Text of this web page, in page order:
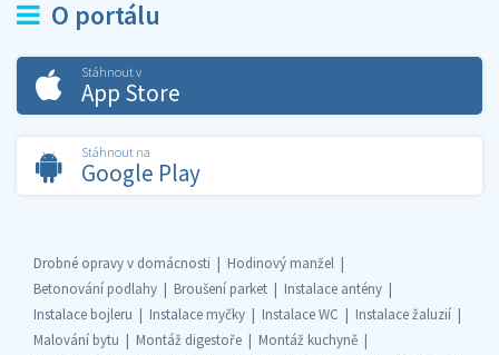
O portálu
Stáhnout v
App Store
Stáhnout na
Google Play
Drobné opravy v domácnosti
Hodinový manžel
Betonování podlahy
Broušení parket
Instalace antény
Instalace bojleru
Instalace myčky Instalace WC
Instalace žaluzií
Malování bytu
Montáž digestoře
Montáž kuchyně